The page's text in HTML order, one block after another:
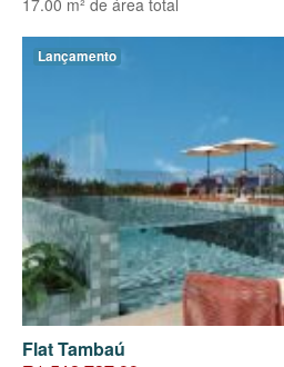
17.00 m² de área total
Lançamento
Flat Tambaú